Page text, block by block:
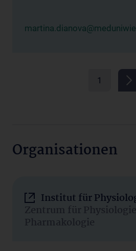
1
Organisationen
Institut für
Zentrum für
Pharmakologie